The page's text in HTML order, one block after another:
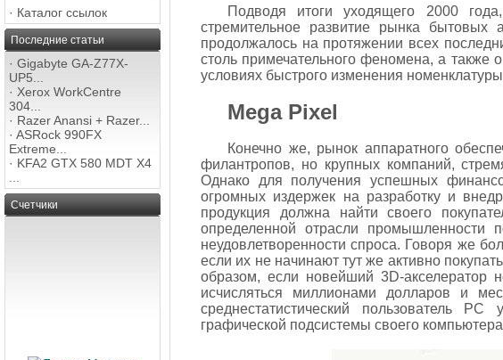
· Каталог ссылок
Последние статьи
· Gigabyte GA-Z77X-
UP5...
· Xerox WorkCentre
304...
· Razer Anansi + Razer...
· ASRock 990FX
Extreme...
· KFA2 GTX 580 MDT X4
Счетчики
Подводя итоги уходящего 2000
стремительное развитие рынка бытовых
продолжалось на протяжении всех
столь примечательного феномена, а также
условиях быстрого изменения
Mega Pixel
Конечно же, рынок аппаратного
филантропов, но крупных компаний,
Однако для получения успешных
огромных издержек на разработку и
продукция должна найти своего
определенной отрасли промышленности
неудовлетворенности спроса. Говоря же
если их не начинают тут же активно
образом, если новейший 3D-акселератор
исчисляться миллионами долларов и
среднестатистический пользователь
графической подсистемы своего